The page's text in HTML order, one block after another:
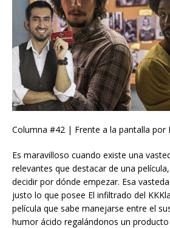
Columna #42 | Frente a la pantalla por
Es maravilloso cuando existe una
relevantes que destacar de una
decidir por dónde empezar. Esa
justo lo que posee El infiltrado del
película que sabe manejarse entre el
humor ácido regalándonos un